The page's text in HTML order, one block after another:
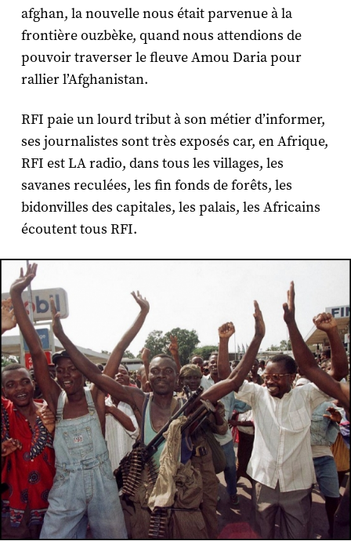
afghan, la nouvelle nous était parvenue à la
frontière ouzbèke, quand nous attendions de
pouvoir traverser le fleuve Amou Daria pour
rallier l’Afghanistan.
RFI paie un lourd tribut à son métier d’informer,
ses journalistes sont très exposés car, en Afrique,
RFI est LA radio, dans tous les villages, les
savanes reculées, les fin fonds de forêts, les
bidonvilles des capitales, les palais, les Africains
écoutent tous RFI.